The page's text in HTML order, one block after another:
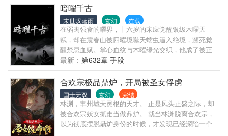
起消灭域外天魔，使玄灵大陆断绝十万年的飞升路重
启，获取了无数功德。 注：前期进展较慢，主要讲的
一家人的生活；后期进入修仙界后，女主大放光彩，
无CP，女主自强的过程，入坑不亏哦！
什么，我修为不行？呵呵，那是你看不穿～当你还在
只能吸收一种灵气升级的时候，除了一身正气我已经
照单全收！ [注:本文基调有点慢，因为要慢慢升级，
可以当成大女主修仙文来看，女主是沉稳挂，简介是
作者口吻介绍。情感戏份比较少但不会让宝贝们失
望，新作者望支持ξ(?＞??)]
暗曜千古
末世叹落雨 玄幻 连载
在弱肉强食的曜界，十六岁的宋应觉醒银级木曜天
赋，却在震春山被四曜境噬天蠕虫逼入绝境，濒死觉
醒禁忌血赋。掌心血纹与木曜绿光交织，他成了被正
道唾弃的异端，却咧嘴笑道："规则？不过是强者的枷
锁。" 当白马门带走伙伴，他踏风刃追入荒野；在天南
岛，他用血藤编阵驯服食民；十宗乱战擂台上，他操
控天蓝鳗撞碎敌阵，以音赋共鸣引爆虫群，甚至在仙
人威压下用血液侵蚀领域。"仙人又如何？我的道，从
不由天定。" 从血赋异端到天南岛枭雄，他的路踩在规
则边缘。会为救流民耗尽玄气，也会对背叛者甩出淬
毒血针；能与美人谈笑布局，转眼用替身潜入敌营割
最新： 第632章 手段
合欢宗极品鼎炉，开局被圣女俘虏
国士无双 玄幻 完结
林渊，丰州城天灵根的天才。 正是风头正盛之际，却
被合欢宗妖女抓走当做鼎炉。 就当林渊脱离合欢宗，
以为彻底摆脱鼎炉身份的时候，才发现已经深陷一个